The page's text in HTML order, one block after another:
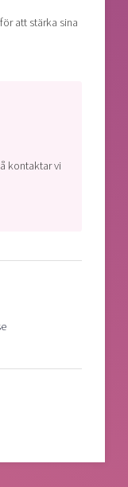
att stärka sina
kontaktar vi